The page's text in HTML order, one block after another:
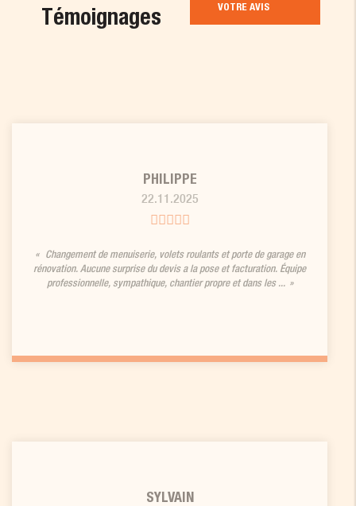
Témoignages
VOTRE AVIS
PHILIPPE
22.11.2025
Changement de menuiserie, volets roulants et porte de garage en
rénovation. Aucune surprise du devis a la pose et facturation. Équipe
professionnelle, sympathique, chantier propre et dans les ...
SYLVAIN